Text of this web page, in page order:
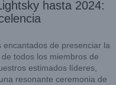
hasta 2024:
de presenciar la
todos los miembros de
estimados líderes,
resonante ceremonia de